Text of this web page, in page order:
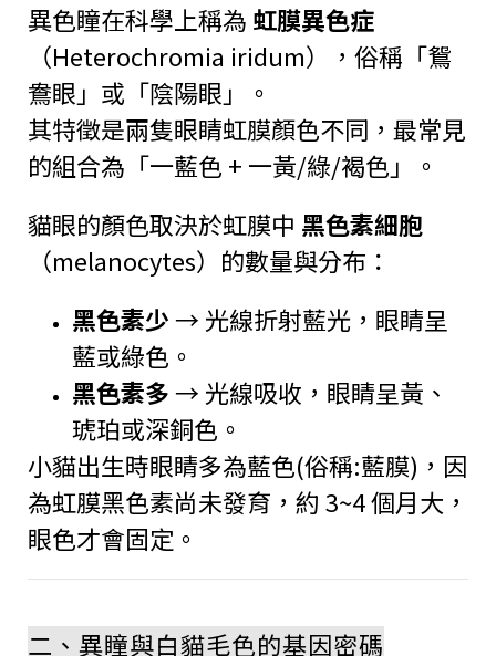
異色瞳在科學上稱為 虹膜異色症
（Heterochromia iridum），俗稱「鴛
鴦眼」或「陰陽眼」。
其特徵是兩隻眼睛虹膜顏色不同，最常見
的組合為「一藍色 + 一黃/綠/褐色」。
貓眼的顏色取決於虹膜中 黑色素細胞
（melanocytes）的數量與分布：
黑色素少→ 光線折射藍光，眼睛呈
藍或綠色。
黑色素多→ 光線吸收，眼睛呈黃、
琥珀或深銅色。
小貓出生時眼睛多為藍色(俗稱:藍膜)，因
為虹膜黑色素尚未發育，約 3~4 個月大，
眼色才會固定。
二、異瞳與白貓毛色的基因密碼